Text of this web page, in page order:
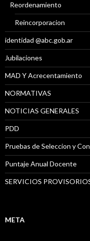
Reordenamiento
Reincorporacion
identidad @abc.gob.ar
Jubilaciones
MAD Y Acrecentamiento
NORMATIVAS
NOTICIAS GENERALES
PDD
Pruebas de Seleccion y
Puntaje Anual Docente
SERVICIOS
META